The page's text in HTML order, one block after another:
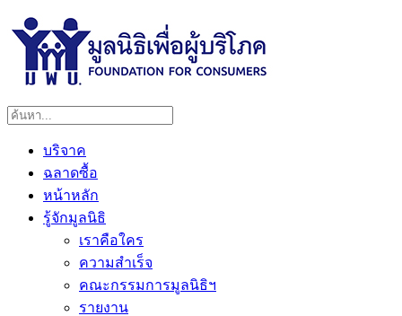
บริจาค
ฉลาดซื้อ
หน้าหลัก
รู้จักมูลนิธิ
เราคือใคร
ความสำเร็จ
คณะกรรมการมูลนิธิฯ
รายงาน